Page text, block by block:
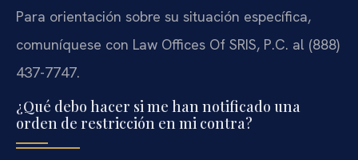
Para orientación sobre su situación específica,
comuníquese con Law Offices Of SRIS, P.C. al (888)
437-7747.
¿Qué debo hacer si me han notificado una
orden de restricción en mi contra?